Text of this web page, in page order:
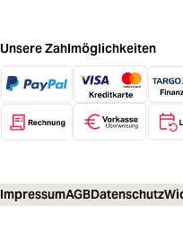
Unsere Zahlmöglichkeiten
ImpressumAGBDatenschutz